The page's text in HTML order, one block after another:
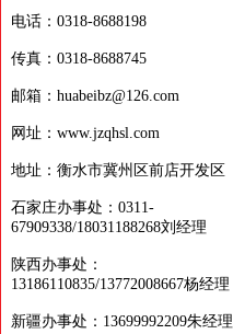
电话：0318-8688198
传真：0318-8688745
邮箱：huabeibz@126.com
网址：www.jzqhsl.com
地址：衡水市冀州区前店开发区
石家庄办事处：0311-
67909338/18031188268刘经理
陕西办事处：
13186110835/13772008667杨经理
新疆办事处：13699992209朱经理